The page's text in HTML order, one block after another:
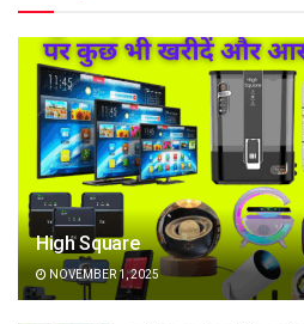
High Square
NOVEMBER 1, 2025